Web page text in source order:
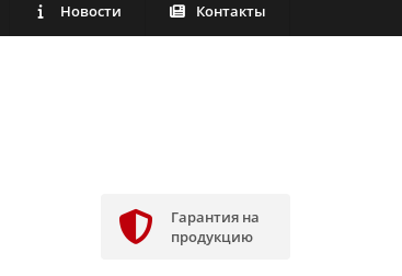
Новости Контакты
Гарантия на
продукцию